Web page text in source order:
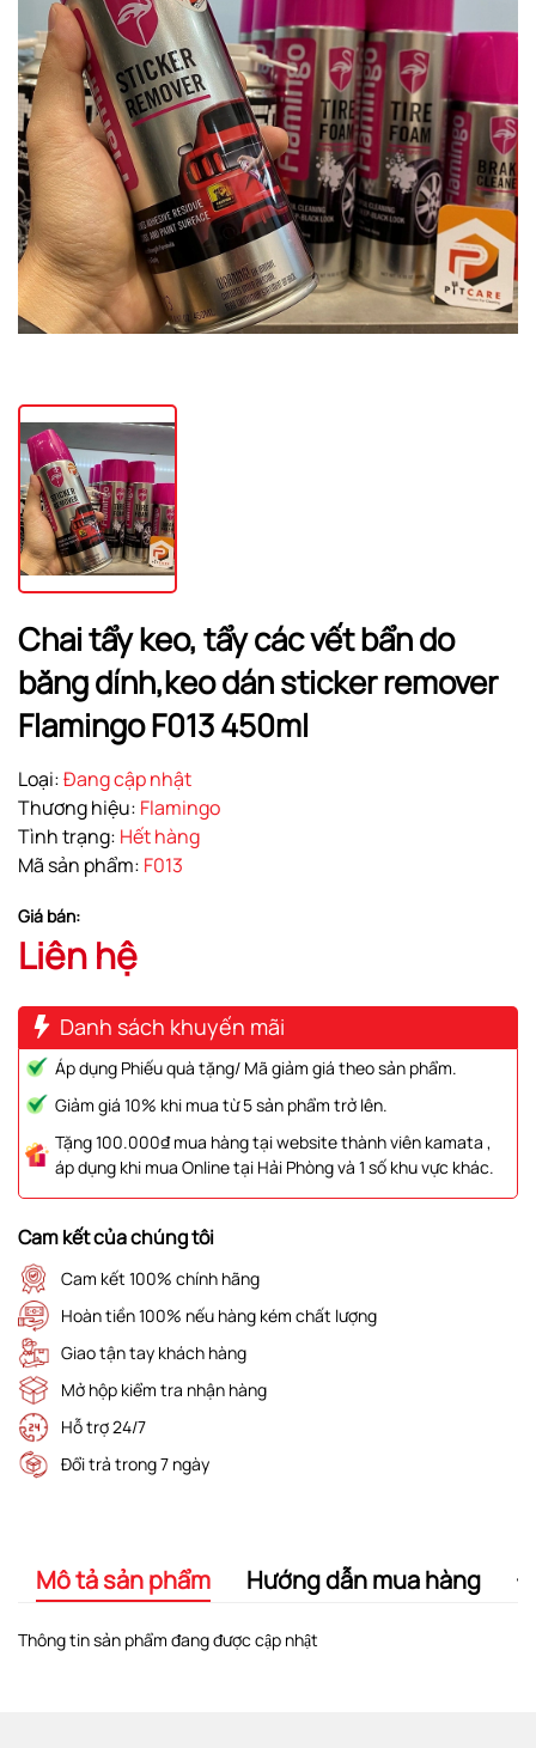
Chai tẩy keo, tẩy các vết bẩn do
băng dính,keo dán sticker remover
Flamingo F013 450ml
Loại:Đang cập nhật
Thương hiệu: Flamingo
Tình trạng: Hết hàng
Mã sản phẩm: F013
Giá bán:
Liên hệ
Danh sách khuyến mãi
Áp dụng Phiếu quà tặng/ Mã giảm giá theo sản phẩm.
Giảm giá 10% khi mua từ 5 sản phẩm trở lên.
Tặng 100.000₫ mua hàng tại website thành viên kamata ,
áp dụng khi mua Online tại Hải Phòng và 1 số khu vực khác.
Cam kết của chúng tôi
Cam kết 100% chính hãng
Hoàn tiền 100% nếu hàng kém chất lượng
Giao tận tay khách hàng
Mở hộp kiểm tra nhận hàng
Hỗ trợ 24/7
Đổi trả trong 7 ngày
Mô tả sản phẩm Hướng dẫn mua hàng
Thông tin sản phẩm đang được cập nhật